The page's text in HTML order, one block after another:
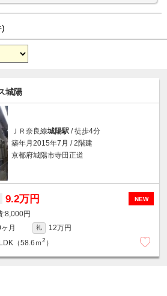
)
城陽
ＪＲ奈良線城陽駅/ 徒歩4分
築年月2015年7月 / 2階建
京都府城陽市寺田正道
NEW
9.2万円
8,000円
月 礼
12万円
（58.6ｍ2 ）